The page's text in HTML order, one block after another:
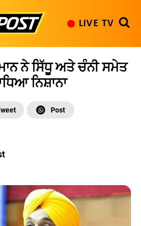
LIVE TV
ਨੇ ਸਿੱਧੂ ਅਤੇ ਚੰਨੀ ਸਮੇਤ
ਨਿਸ਼ਾਨਾ